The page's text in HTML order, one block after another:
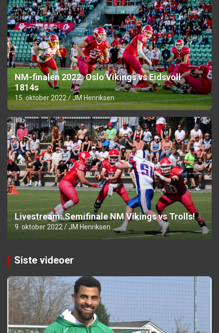
NM-finalen 2022: Oslo Vikings vs Eidsvoll
1814s
15. oktober 2022 JM Henriksen
Livestream: Semifinale NM Vikings vs Trolls!
9. oktober 2022 JM Henriksen
Siste videoer